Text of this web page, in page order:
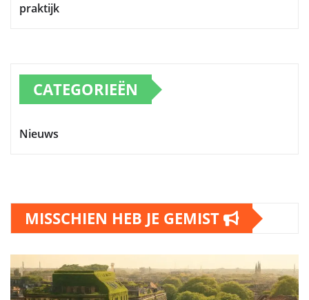
praktijk
CATEGORIEËN
Nieuws
MISSCHIEN HEB JE GEMIST